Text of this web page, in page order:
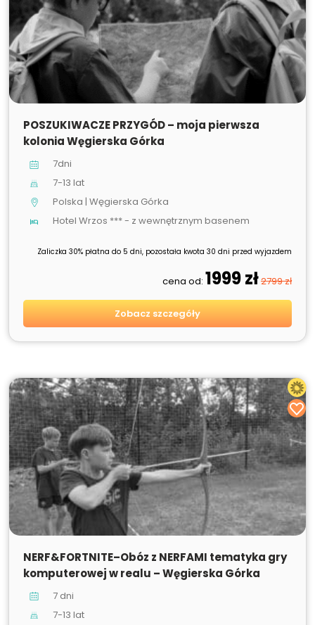
SPRZEDANE
POSZUKIWACZE PRZYGÓD – moja pierwsza
kolonia Węgierska Górka
7dni
7-13 lat
Polska | Węgierska Górka
Hotel Wrzos *** - z wewnętrznym basenem
Zaliczka 30% płatna do 5 dni, pozostała kwota 30 dni przed wyjazdem
cena od: 1999 zł2799 zł
Zobacz szczegóły
SPRZEDANE
NERF&FORTNITE–Obóz z NERFAMI tematyka gry
komputerowej w realu – Węgierska Górka
7 dni
7-13 lat